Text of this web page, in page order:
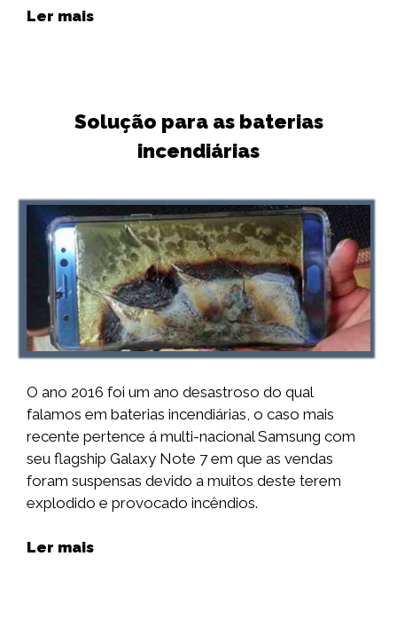
Ler mais
Solução para as baterias
incendiárias
O ano 2016 foi um ano desastroso do qual
falamos em baterias incendiárias, o caso mais
recente pertence á multi-nacional Samsung com
seu flagship Galaxy Note 7 em que as vendas
foram suspensas devido a muitos deste terem
explodido e provocado incêndios.
Ler mais